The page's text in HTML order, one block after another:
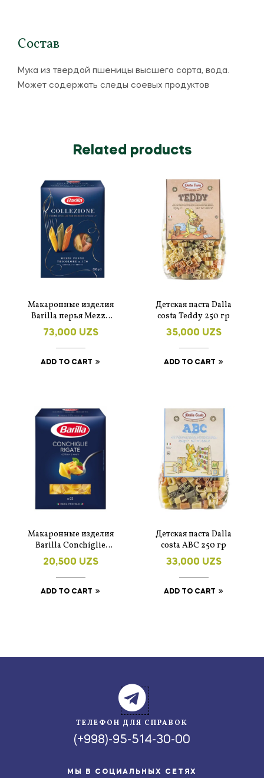
Состав
Мука из твердой пшеницы высшего сорта, вода.
Может содержать следы соевых продуктов
Related products
Макаронные изделия
Barilla перья Mezze
Penne Tricolore 500 г
73,000 UZS
ADD TO CART
Детская паста Dalla
costa Teddy 250 гр
35,000 UZS
ADD TO CART
Макаронные изделия
Barilla Conchiglie
Rigate n.93 450 г
20,500 UZS
ADD TO CART
Детская паста Dalla
costa ABC 250 гр
33,000 UZS
ADD TO CART
ТЕЛЕФОН ДЛЯ СПРАВОК
(+998)-95-514-30-00
МЫ В СОЦИАЛЬНЫХ СЕТЯХ